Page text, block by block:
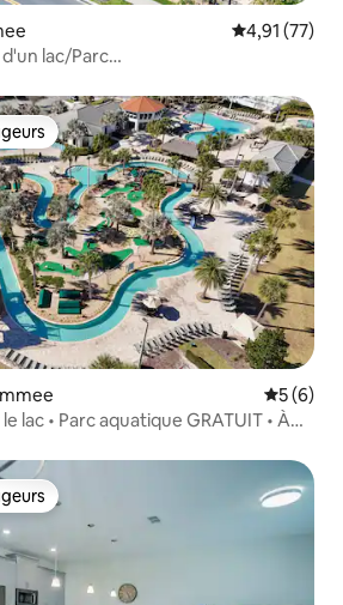
Note
4,91 (77)
lac/Parc
Note
5 (6)
lac • Parc aquatique GRATUIT • À